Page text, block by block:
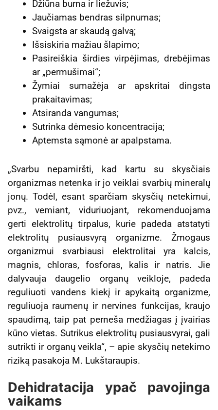
Džiūna burna ir liežuvis;
Jaučiamas bendras silpnumas;
Svaigsta ar skaudą galvą;
Išsiskiria mažiau šlapimo;
Pasireiškia širdies virpėjimas, drebėjimas
ar „permušimai“;
Žymiai sumažėja ar apskritai dingsta
prakaitavimas;
Atsiranda vangumas;
Sutrinka dėmesio koncentracija;
Aptemsta sąmonė ar apalpstama.
„Svarbu nepamiršti, kad kartu su skysčiais
organizmas netenka ir jo veiklai svarbių mineralų
jonų. Todėl, esant sparčiam skysčių netekimui,
pvz., vemiant, viduriuojant, rekomenduojama
gerti elektrolitų tirpalus, kurie padeda atstatyti
elektrolitų pusiausvyrą organizme. Žmogaus
organizmui svarbiausi elektrolitai yra kalcis,
magnis, chloras, fosforas, kalis ir natris. Jie
dalyvauja daugelio organų veikloje, padeda
reguliuoti vandens kiekį ir apykaitą organizme,
reguliuoja raumenų ir nervines funkcijas, kraujo
spaudimą, taip pat perneša medžiagas į įvairias
kūno vietas. Sutrikus elektrolitų pusiausvyrai, gali
sutrikti ir organų veikla“, – apie skysčių netekimo
riziką pasakoja M. Lukštaraupis.
Dehidratacija ypač pavojinga
vaikams